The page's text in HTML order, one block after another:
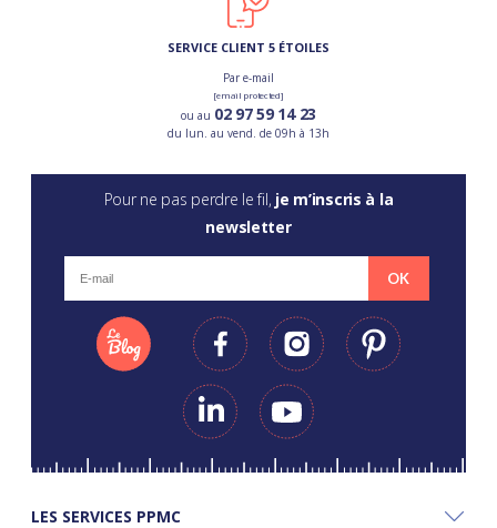
SERVICE CLIENT 5 ÉTOILES
Par e-mail
[email protected]
ou au 02 97 59 14 23
du lun. au vend. de 09h à 13h
Pour ne pas perdre le fil, je m’inscris à la
newsletter
OK
LES SERVICES PPMC